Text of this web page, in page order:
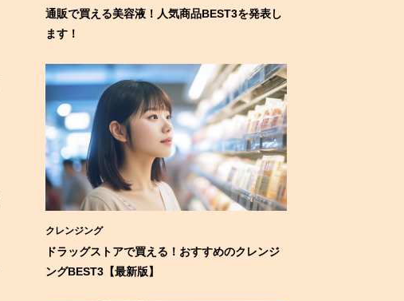
通販で買える美容液！人気商品BEST3を発表し
ます！
クレンジング
ドラッグストアで買える！おすすめのクレンジ
ングBEST3【最新版】